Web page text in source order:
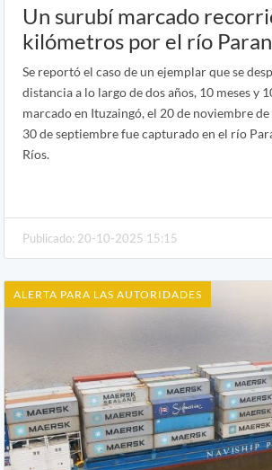
Un surubí marcado
kilómetros por el río
Se reportó el caso de un ejemplar que se
distancia a lo largo de dos años, 10 meses y
marcado en Ituzaingó, el 20 de noviembre
30 de septiembre fue capturado en el río
Ríos.
Publicado: 20-10-2025 15:15
ALERTA PARA LAS AUTORIDADES